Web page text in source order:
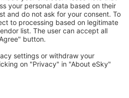
vorbehalten.